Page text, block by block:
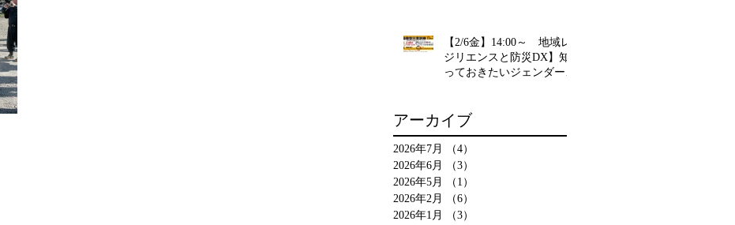
【2/6金】14:00～ 地域レ
ジリエンスと防災DX】知
っておきたいジェンダーと
校 教諭 齋藤朝子が登壇
アーカイブ
2026年7月 （4）
2026年6月
（3）
2026年5月
（1）
2026年2月
（6）
2026年1月
（3）